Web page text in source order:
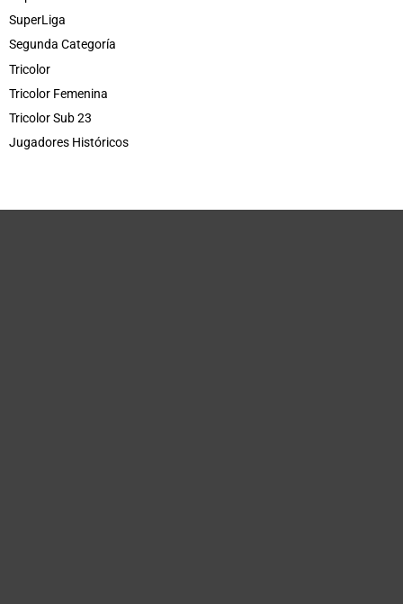
SuperLiga
Segunda Categoría
Tricolor
Tricolor Femenina
Tricolor Sub 23
Jugadores Históricos